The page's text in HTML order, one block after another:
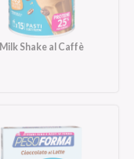
Milk Shake al Caffè